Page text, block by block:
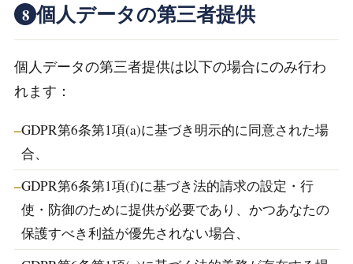
8 個人データの第三者提供
個人データの第三者提供は以下の場合にのみ行わ
れます：
GDPR第6条第1項(a)に基づき明示的に同意された場
合、
GDPR第6条第1項(f)に基づき法的請求の設定・行
使・防御のために提供が必要であり、かつあなたの
保護すべき利益が優先されない場合、